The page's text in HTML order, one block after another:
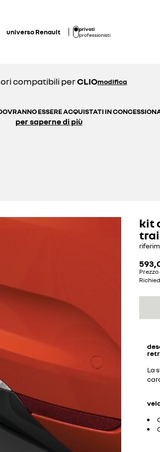
universo Renault
privati
professionisti
compatibili perCLIOmodifica
ESSERE ACQUISTATI IN
per saperne di più
kit
La